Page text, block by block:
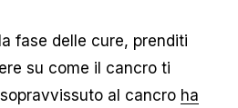
fase delle cure, prenditi
su come il cancro ti
al cancro ha